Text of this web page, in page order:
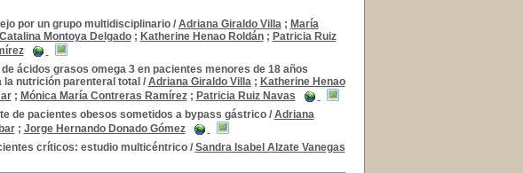
por un grupo multidisciplinario/ Adriana Giraldo Villa; María
Montoya Delgado; Katherine Henao Roldán; Patricia Ruiz
ácidos grasos omega 3 en pacientes menores de 18 años
nutrición parenteral total / Adriana Giraldo Villa; Katherine Henao
; Mónica María Contreras Ramírez; Patricia Ruiz Navas
de pacientes obesos sometidos a bypass gástrico/ Adriana
; Jorge Hernando Donado Gómez
críticos: estudio multicéntrico/ Sandra Isabel Alzate Vanegas